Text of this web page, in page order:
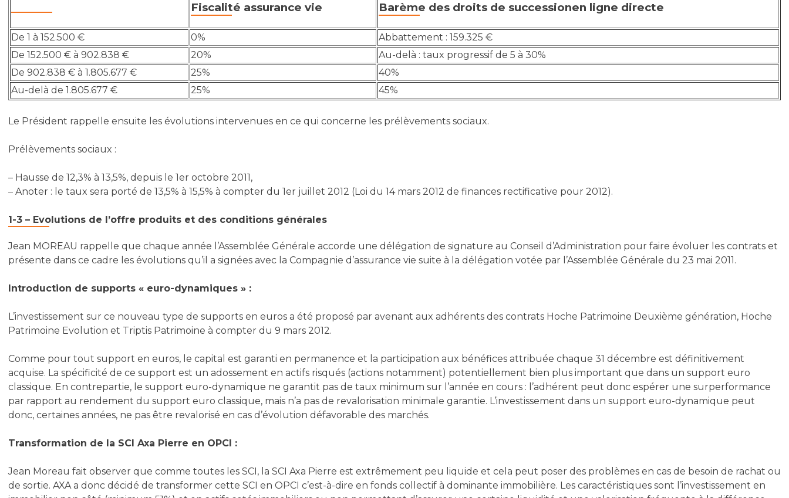
Fiscalité assurance vie Barème des droits de successionen ligne directe
De 1 à 152.500 € 0%
Abbattement : 159.325 €
De 152.500 € à 902.838 €
20%
Au-delà : taux progressif de 5 à 30%
De 902.838 € à 1.805.677 €
25%
40%
Au-delà de 1.805.677 €
25% 45%
Le Président rappelle ensuite les évolutions intervenues en ce qui concerne les prélèvements sociaux.
Prélèvements sociaux :
– Hausse de 12,3% à 13,5%, depuis le 1er octobre 2011,
– Anoter : le taux sera porté de 13,5% à 15,5% à compter du 1er juillet 2012 (Loi du 14 mars 2012 de finances rectificative pour 2012).
1-3 – Evolutions de l’offre produits et des conditions générales
Jean MOREAU rappelle que chaque année l’Assemblée Générale accorde une délégation de signature au Conseil d’Administration pour faire évoluer les contrats et
présente dans ce cadre les évolutions qu’il a signées avec la Compagnie d’assurance vie suite à la délégation votée par l’Assemblée Générale du 23 mai 2011.
Introduction de supports « euro-dynamiques » :
L’investissement sur ce nouveau type de supports en euros a été proposé par avenant aux adhérents des contrats Hoche Patrimoine Deuxième génération, Hoche
Patrimoine Evolution et Triptis Patrimoine à compter du 9 mars 2012.
Comme pour tout support en euros, le capital est garanti en permanence et la participation aux bénéfices attribuée chaque 31 décembre est définitivement
acquise. La spécificité de ce support est un adossement en actifs risqués (actions notamment) potentiellement bien plus important que dans un support euro
classique. En contrepartie, le support euro-dynamique ne garantit pas de taux minimum sur l’année en cours : l’adhérent peut donc espérer une surperformance
par rapport au rendement du support euro classique, mais n’a pas de revalorisation minimale garantie. L’investissement dans un support euro-dynamique peut
donc, certaines années, ne pas être revalorisé en cas d’évolution défavorable des marchés.
Transformation de la SCI Axa Pierre en OPCI :
Jean Moreau fait observer que comme toutes les SCI, la SCI Axa Pierre est extrêmement peu liquide et cela peut poser des problèmes en cas de besoin de rachat ou
de sortie. AXA a donc décidé de transformer cette SCI en OPCI c’est-à-dire en fonds collectif à dominante immobilière. Les caractéristiques sont l’investissement en